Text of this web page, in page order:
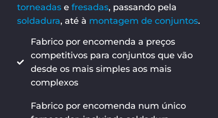
torneadase fresadas, passando pela
soldadura, até à montagem de conjuntos.
Fabrico por encomenda a preços
competitivos para conjuntos que vão
desde os mais simples aos mais
complexos
Fabrico por encomenda num único